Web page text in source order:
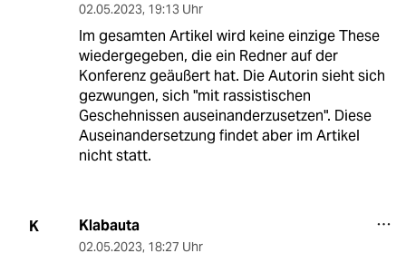
02.05.2023, 19:13 Uhr
Im gesamten Artikel wird keine einzige These
wiedergegeben, die ein Redner auf der
Konferenz geäußert hat. Die Autorin sieht sich
gezwungen, sich "mit rassistischen
Geschehnissen auseinanderzusetzen". Diese
Auseinandersetzung findet aber im Artikel
nicht statt.
K Klabauta
02.05.2023, 18:27 Uhr